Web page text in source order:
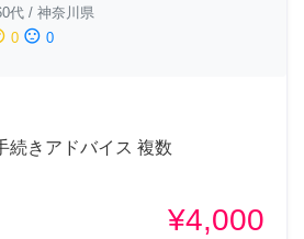
代 / 神奈川県
0 sentiment_dissatisfied 0
続きアドバイス 複数
¥4,000